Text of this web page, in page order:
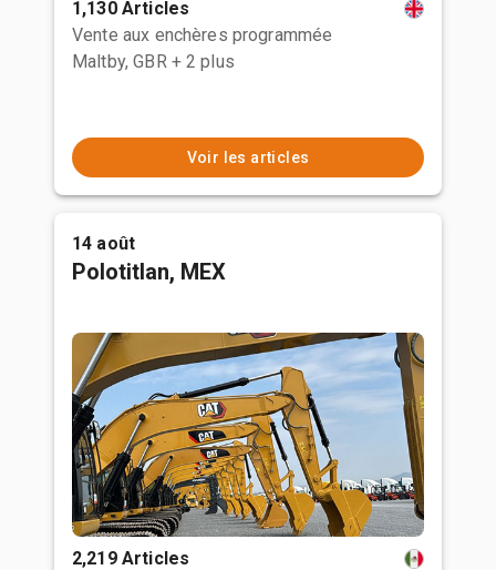
1,130 Articles
Vente aux enchères programmée
Maltby, GBR + 2 plus
Voir les articles
14 août
Polotitlan, MEX
2,219 Articles